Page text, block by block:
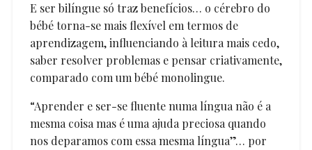
E ser bilíngue só traz benefícios… o cérebro do
bébé torna-se mais flexível em termos de
aprendizagem, influenciando à leitura mais cedo,
saber resolver problemas e pensar criativamente,
comparado com um bébé monolingue.
“Aprender e ser-se fluente numa língua não é a
mesma coisa mas é uma ajuda preciosa quando
nos deparamos com essa mesma língua”… por